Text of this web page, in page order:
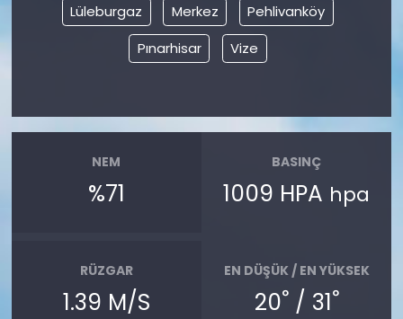
Lüleburgaz
Merkez
Pehlivanköy
Pınarhisar
Vize
NEM
%71
BASINÇ
1009 HPA hpa
RÜZGAR
1.39 M/S
EN DÜŞÜK / EN YÜKSEK
20°/ 31°